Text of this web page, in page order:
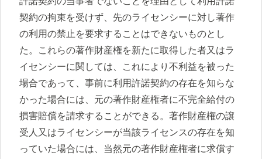
契約の拘束を受けず、先のライセンシーに対し著作
の利用の禁止を要求することはできないものとし
た。これらの著作財産権を新たに取得した者又はラ
イセンシーに関しては、これにより不利益を被った
場合であって、事前に利用許諾契約の存在を知らな
かった場合には、元の著作財産権者に不完全給付の
損害賠償を請求することができる。著作財産権の譲
受人又はライセンシーが当該ライセンスの存在を知
っていた場合には、当然元の著作財産権者に求償す